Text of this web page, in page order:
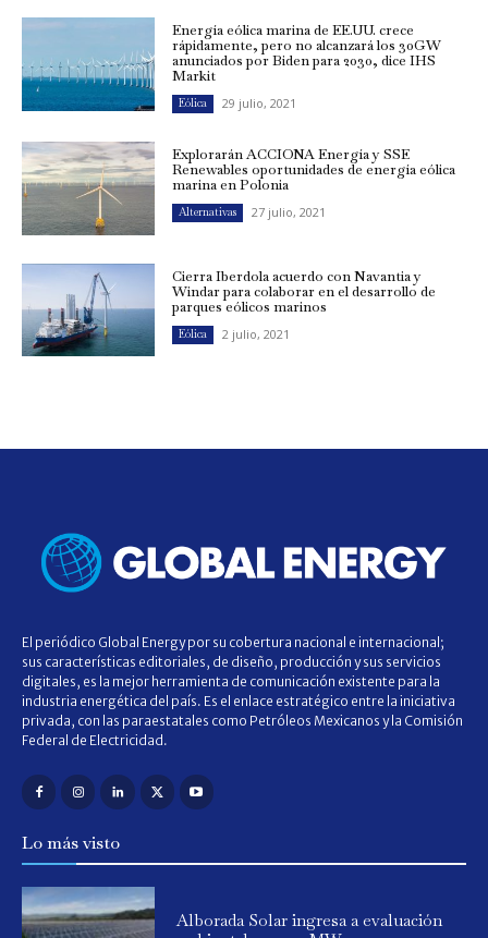
Energía eólica marina de EE.UU. crece
rápidamente, pero no alcanzará los 30GW
anunciados por Biden para 2030, dice IHS
Markit
Eólica 29 julio, 2021
Explorarán ACCIONA Energía y SSE
Renewables oportunidades de energía eólica
marina en Polonia
Alternativas 27 julio, 2021
Cierra Iberdola acuerdo con Navantia y
Windar para colaborar en el desarrollo de
parques eólicos marinos
Eólica 2 julio, 2021
El periódico Global Energy por su cobertura nacional e internacional;
sus características editoriales, de diseño, producción y sus servicios
digitales, es la mejor herramienta de comunicación existente para la
industria energética del país. Es el enlace estratégico entre la iniciativa
privada, con las paraestatales como Petróleos Mexicanos y la Comisión
Federal de Electricidad.
Lo más visto
Alborada Solar ingresa a evaluación